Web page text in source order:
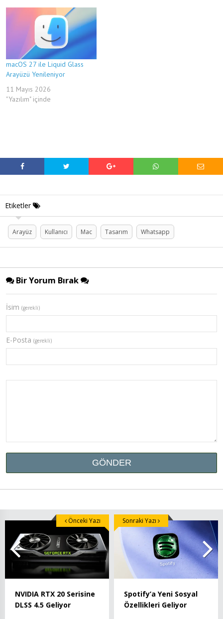
macOS 27 ile Liquid Glass
Arayüzü Yenileniyor
11 Mayıs 2026
"Yazılım" içinde
Etiketler
Arayüz Kullanıcı Mac Tasarım Whatsapp
Bir Yorum Bırak
İsim (gerekli)
E-Posta (gerekli)
NVIDIA RTX 20 Serisine
DLSS 4.5 Geliyor
Önceki Yazı
Spotify’a Yeni Sosyal
Özellikleri Geliyor
Sonraki Yazı